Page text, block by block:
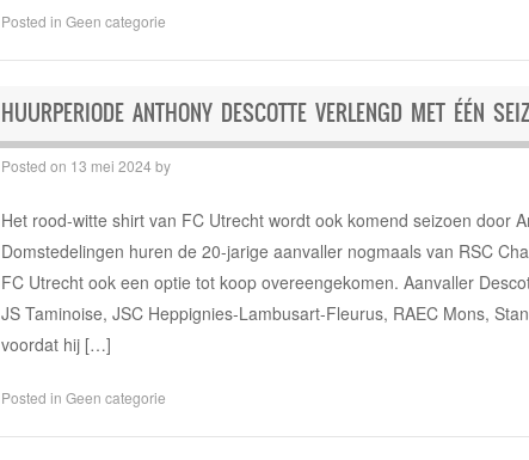
Posted in Geen categorie
HUURPERIODE ANTHONY DESCOTTE VERLENGD MET ÉÉN
Posted on 13 mei 2024 by
Het rood-witte shirt van FC Utrecht wordt ook komend seizoen door
Domstedelingen huren de 20-jarige aanvaller nogmaals van RSC
FC Utrecht ook een optie tot koop overeengekomen. Aanvaller
JS Taminoise, JSC Heppignies-Lambusart-Fleurus, RAEC Mons,
voordat hij […]
Posted in Geen categorie